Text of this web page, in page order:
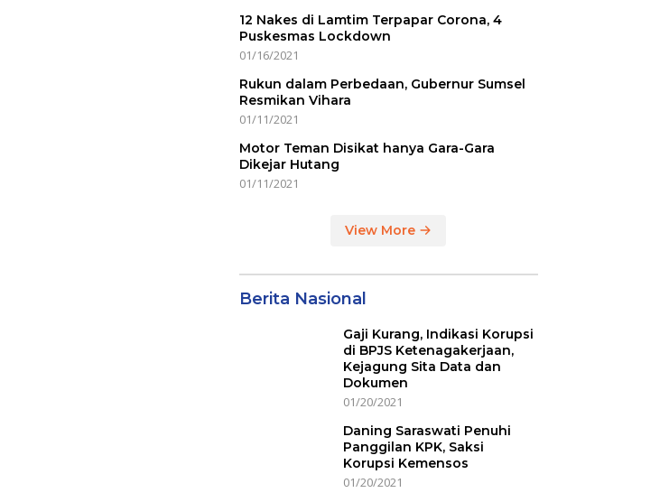
12 Nakes di Lamtim Terpapar Corona, 4
Puskesmas Lockdown
01/16/2021
Rukun dalam Perbedaan, Gubernur Sumsel
Resmikan Vihara
01/11/2021
Motor Teman Disikat hanya Gara-Gara
Dikejar Hutang
01/11/2021
View More
Berita Nasional
Gaji Kurang, Indikasi Korupsi
di BPJS Ketenagakerjaan,
Kejagung Sita Data dan
Dokumen
01/20/2021
Daning Saraswati Penuhi
Panggilan KPK, Saksi
Korupsi Kemensos
01/20/2021